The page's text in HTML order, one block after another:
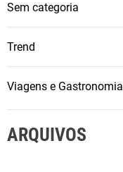
Sem categoria
Trend
Viagens e Gastronomia
ARQUIVOS